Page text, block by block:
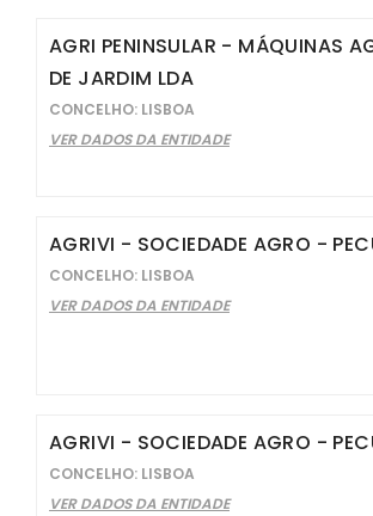
AGRI PENINSULAR - MÁQUINAS
DE JARDIM LDA
CONCELHO: LISBOA
VER DADOS DA ENTIDADE
AGRIVI - SOCIEDADE AGRO -
CONCELHO: LISBOA
VER DADOS DA ENTIDADE
AGRIVI - SOCIEDADE AGRO -
CONCELHO: LISBOA
VER DADOS DA ENTIDADE